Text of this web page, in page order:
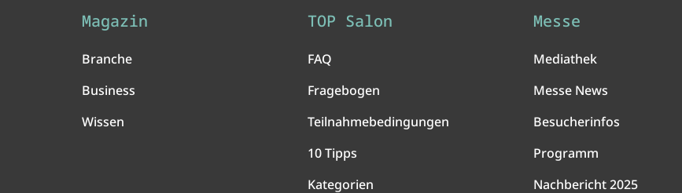
Magazin
Branche
Business
Wissen
TOP Salon
FAQ
Fragebogen
Teilnahmebedingungen
10 Tipps
Kategorien
Messe
Mediathek
Messe News
Besucherinfos
Programm
Nachbericht 2025